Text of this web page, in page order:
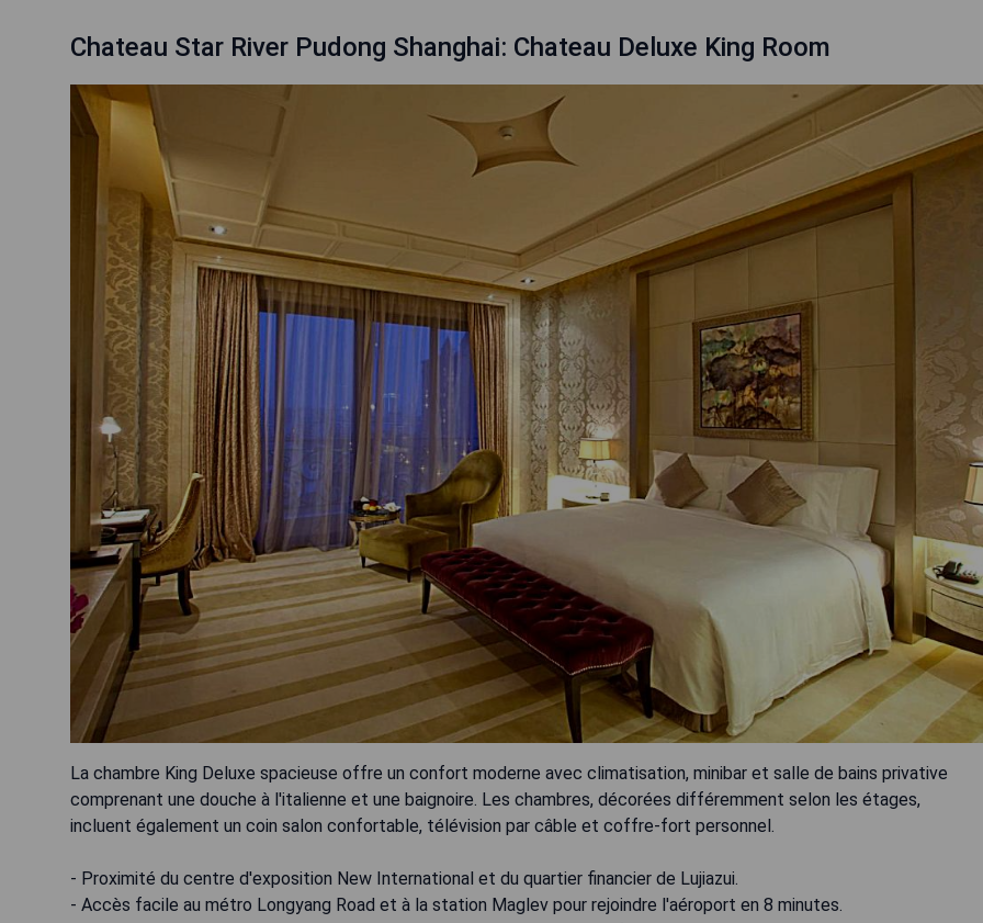
Chateau Star River Pudong Shanghai: Chateau Deluxe King Room
La chambre King Deluxe spacieuse offre un confort moderne avec climatisation, minibar et salle de bains privative
comprenant une douche à l'italienne et une baignoire. Les chambres, décorées différemment selon les étages,
incluent également un coin salon confortable, télévision par câble et coffre-fort personnel.
- Proximité du centre d'exposition New International et du quartier financier de Lujiazui.
- Accès facile au métro Longyang Road et à la station Maglev pour rejoindre l'aéroport en 8 minutes.